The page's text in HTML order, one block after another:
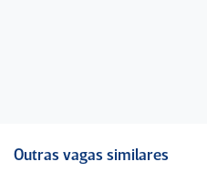
Outras vagas similares